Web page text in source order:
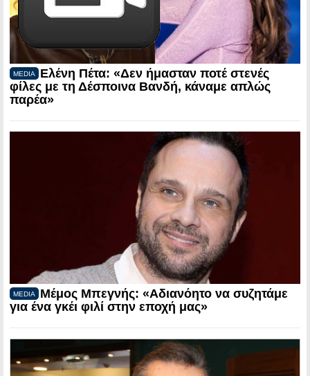
MEDIA
Ελένη Πέτα: «Δεν ήμασταν ποτέ στενές
φίλες με τη Δέσποινα Βανδή, κάναμε απλώς
παρέα»
MEDIA
Μέμος Μπεγνής: «Αδιανόητο να συζητάμε
για ένα γκέι φιλί στην εποχή μας»